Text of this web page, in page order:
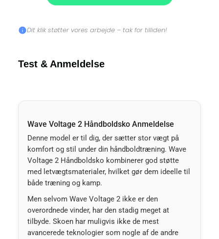
Dit klik støtter vores arbejde – tak for tilliden!
Test & Anmeldelse
Wave Voltage 2 Håndboldsko Anmeldelse
Denne model er til dig, der sætter stor vægt på
komfort og stil under din håndboldtræning. Wave
Voltage 2 Håndboldsko kombinerer god støtte
med letvægtsmaterialer, hvilket gør dem ideelle til
både træning og kamp.
Men selvom Wave Voltage 2 ikke er den
overordnede vinder, har den stadig meget at
tilbyde. Skoen har muligvis ikke de mest
avancerede teknologier som nogle af de andre